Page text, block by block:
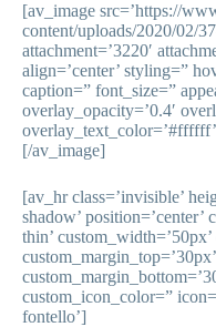
[av_image src=’https://
content/uploads/2020/02/
attachment=’3220′
align=’center’ styling=”
caption=” font_size=”
overlay_opacity=’0.4′
[/av_image]
[av_hr class=’invisible’
shadow’ position=’center’
thin’
custom_margin_top=’30px’
custom_icon_color=”
fontello’]